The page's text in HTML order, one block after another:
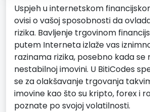
Uspjeh u internetskom
ovisi o vašoj sposobnosti da
rizika. Bavljenje trgovinom
putem Interneta izlaže vas
razinama rizika, posebno kada se
nestabilnoj imovini. U BitiCodes
se za olakšavanje trgovanja
imovine kao što su kripto, forex i
poznate po svojoj volatilnosti.